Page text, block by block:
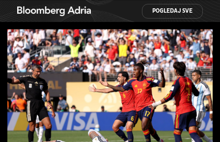
POGLEDAJ SVE